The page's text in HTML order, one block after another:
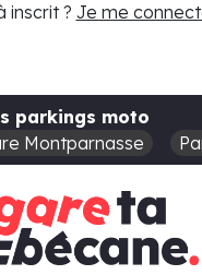
inscrit ? Je me
parkings moto
Montparnasse